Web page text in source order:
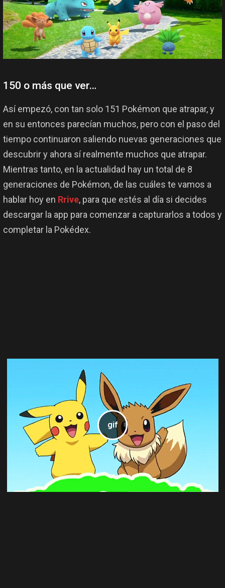
150 o más que ver…
Así empezó, con tan solo 151 Pokémon que atrapar, y
en su entonces parecían muchos, pero con el paso del
tiempo continuaron saliendo nuevas generaciones que
descubrir y ahora sí realmente muchos que atrapar.
Mientras tanto, en la actualidad hay un total de 8
generaciones de Pokémon, de las cuáles te vamos a
hablar hoy en Rrive, para que estés al día si decides
descargar la app para comenzar a capturarlos a todos y
completar la Pokédex.